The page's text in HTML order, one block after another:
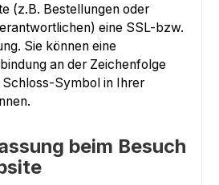
(z.B. Bestellungen oder
eine SSL-bzw.
Sie können eine
an der Zeichenfolge
Schloss-Symbol in Ihrer
beim Besuch